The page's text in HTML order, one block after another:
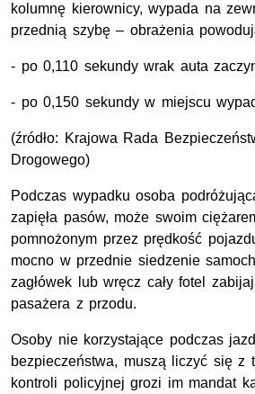
kolumnę kierownicy, wypada na
przednią szybę – obrażenia
- po 0,110 sekundy wrak auta
- po 0,150 sekundy w miejscu
(źródło: Krajowa Rada
Drogowego)
Podczas wypadku osoba
zapięła pasów, może swoim
pomnożonym przez prędkość
mocno w przednie siedzenie
zagłówek lub wręcz cały fotel
pasażera z przodu.
Osoby nie korzystające podczas
bezpieczeństwa, muszą liczyć się z
kontroli policyjnej grozi im mandat